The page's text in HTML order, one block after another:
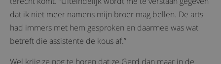
dat ik niet meer namens mijn broer mag bellen. De arts
had immers met hem gesproken en daarmee was wat
betreft die assistente de kous af.”
Wel krijg ze nog te horen dat ze Gerd dan maar in de